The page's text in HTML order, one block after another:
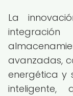
La
avanzadas,
energética y